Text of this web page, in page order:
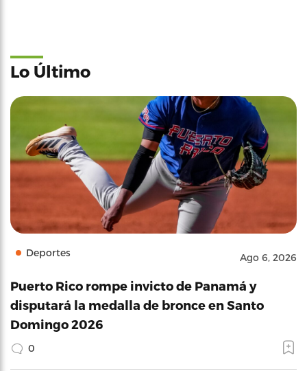
Lo Último
Deportes Ago 6, 2026
Puerto Rico rompe invicto de Panamá y
disputará la medalla de bronce en Santo
Domingo 2026
0